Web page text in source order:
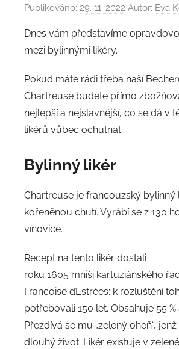
Publikováno: 29. 11. 2022 Autor: Eva
Dnes vám představíme
mezi bylinnými likéry.
Pokud máte rádi třeba naší
Chartreuse budete přímo
nejlepší a nejslavnější, co se dá v
likérů vůbec ochutnat.
Bylinný likér
Chartreuse je francouzský bylinný
kořeněnou chutí. Vyrábí se z 130
vínovice.
Recept na tento likér dostali
roku 1605 mniši kartuziánského
Francoise ďEstrées; k rozluštění
potřebovali 150 let. Obsahuje 55
Přezdívá se mu „zelený oheň“,
dlouhý život. Likér existuje v